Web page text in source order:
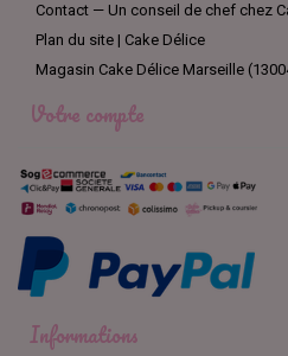
Contact — Un conseil de chef chez
Plan du site | Cake Délice
Magasin Cake Délice Marseille
Votre compte
Informations